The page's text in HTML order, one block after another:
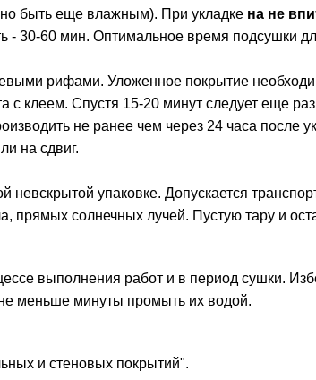
быть еще влажным). При укладке на не
- 30-60 мин. Оптимальное время подсушки
рифами. Уложенное покрытие
с клеем. Спустя 15-20 минут следует еще
не ранее чем через 24 часа после
на сдвиг.
невскрытой упаковке. Допускается
прямых солнечных лучей. Пустую тару и
выполнения работ и в период сушки.
меньше минуты промыть их водой.
и стеновых покрытий".